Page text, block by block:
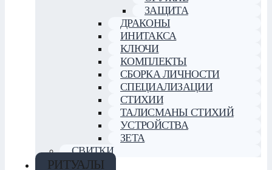
ЗАЩИТА
ДРАКОНЫ
ИНИТАКСА
КЛЮЧИ
КОМПЛЕКТЫ
СБОРКА ЛИЧНОСТИ
СПЕЦИАЛИЗАЦИИ
СТИХИИ
ТАЛИСМАНЫ СТИХИЙ
УСТРОЙСТВА
ЗЕТА
СВИТКИ
РИТУАЛЫ